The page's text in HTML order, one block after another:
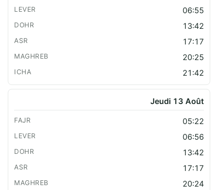
06:55
13:42
17:17
20:25
21:42
Jeudi 13 Août
05:22
06:56
13:42
17:17
20:24